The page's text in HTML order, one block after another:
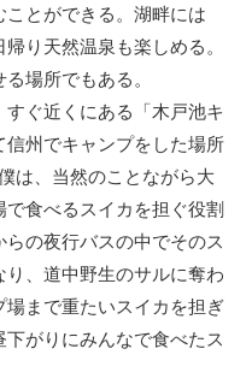
とができる。湖畔には
り天然温泉も楽しめる。
場所でもある。
ぐ近くにある「木戸池キ
州でキャンプをした場所
は、当然のことながら大
食べるスイカを担ぐ役割
の夜行バスの中でそのス
、道中野生のサルに奪わ
まで重たいスイカを担ぎ
がりにみんなで食べたス